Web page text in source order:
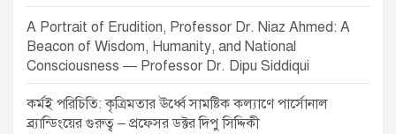
A Portrait of Erudition, Professor Dr. Niaz Ahmed: A
Beacon of Wisdom, Humanity, and National
Consciousness — Professor Dr. Dipu Siddiqui
কর্মই পরিচিতি: কৃত্রিমতার ঊর্ধ্বে সামষ্টিক কল্যাণে পার্সোনাল
ব্র্যান্ডিংয়ের গুরুত্ব – প্রফেসর ডক্টর দিপু সিদ্দিকী